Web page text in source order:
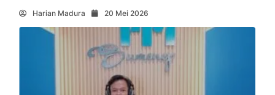
Harian Madura 20 Mei 2026